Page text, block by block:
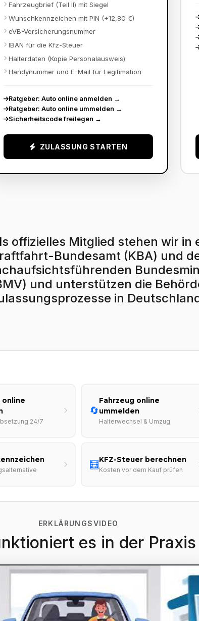
Fahrzeugbrief (Teil II) mit Siegel
Wunschkennzeichen mit PIN (+12,80 €)
eVB-Versicherungsnummer
IBAN für die Kfz-Steuer
Halterdaten (Kopie Personalausweis)
Handynummer und E-Mail für Legitimation
Ratgeber: Auto online anmelden →
Ratgeber: Auto online ummelden →
Sicherheitscode freilegen →
ZULASSUNG STARTEN
offizielles Mitglied stehen wir in
Bundesamt (KBA) und
und unterstützen die
in
online
24/7
🔄
Fahrzeug online
ummelden
Halterwechsel & Umzug
🧮KFZ-Steuer berechnen
Kosten vor dem Kauf prüfen
ERKLÄRUNGSVIDEO
es in der Praxis